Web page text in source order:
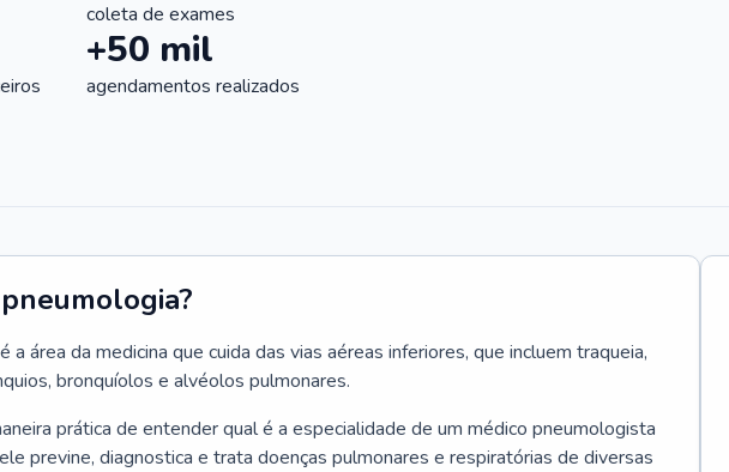
coleta de exames
+50 mil
agendamentos realizados
a área da medicina que cuida das vias aéreas inferiores, que incluem traqueia,
bronquíolos e alvéolos pulmonares.
prática de entender qual é a especialidade de um médico pneumologista
previne, diagnostica e trata doenças pulmonares e respiratórias de diversas